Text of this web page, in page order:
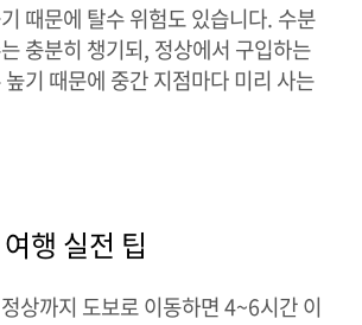
때문에 탈수 위험도 있습니다. 수분
충분히 챙기되, 정상에서 구입하는
기 때문에 중간 지점마다 미리 사는
행 실전 팁
상까지 도보로 이동하면 4~6시간 이